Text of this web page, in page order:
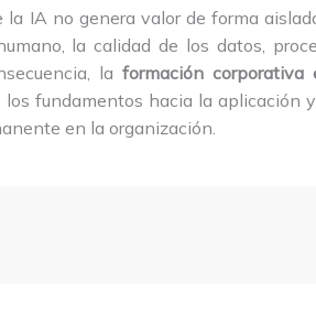
la IA no genera valor de forma
la calidad de los datos,
la formación corporativa
los fundamentos hacia la aplicación
en la organización.